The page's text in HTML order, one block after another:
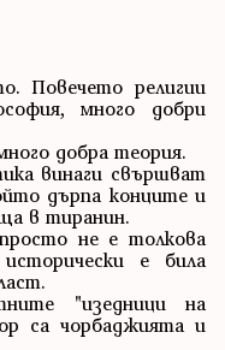
Повечето религии
много добри
добра теория.
винаги свършват
дърпа конците и
в тиранин.
не е толкова
е била
"изедници на
са чорбаджията и